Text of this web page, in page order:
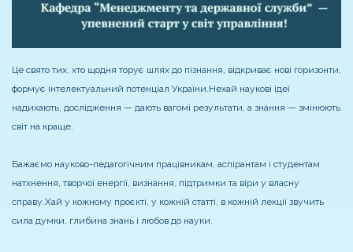
Це свято тих, хто щодня торує шлях до пізнання, відкриває нові горизонти,
формує інтелектуальний потенціал України.Нехай наукові ідеї
надихають, дослідження — дають вагомі результати, а знання — змінюють
світ на краще.
Бажаємо науково-педагогічним працівникам, аспірантам і студентам
натхнення, творчої енергії, визнання, підтримки та віри у власну
справу.Хай у кожному проєкті, у кожній статті, в кожній лекції звучить
сила думки, глибина знань і любов до науки.